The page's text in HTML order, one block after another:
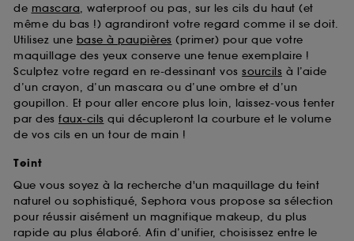
de mascara, waterproof ou pas, sur les cils du haut (et
même du bas !) agrandiront votre regard comme il se doit.
Utilisez une base à paupières (primer) pour que votre
maquillage des yeux conserve une tenue exemplaire !
Sculptez votre regard en re-dessinant vos sourcils à l’aide
d’un crayon, d’un mascara ou d’une ombre et d’un
goupillon. Et pour aller encore plus loin, laissez-vous tenter
par des faux-cils qui décupleront la courbure et le volume
de vos cils en un tour de main !
Teint
Que vous soyez à la recherche d'un maquillage du teint
naturel ou sophistiqué, Sephora vous propose sa sélection
pour réussir aisément un magnifique makeup, du plus
rapide au plus élaboré. Afin d’unifier, choisissez entre le